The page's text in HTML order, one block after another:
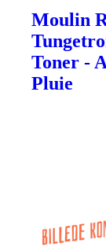
Moulin
Toner -
Pluie